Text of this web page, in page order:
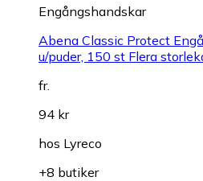
Engångshandskar
Abena Classic Protect
u/puder, 150 st Flera
fr.
94 kr
hos Lyreco
+8 butiker